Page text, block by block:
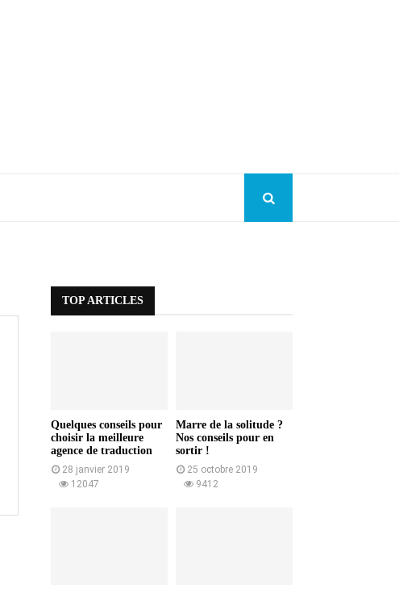
TOP ARTICLES
Quelques conseils pour
choisir la meilleure
agence de traduction
28 janvier 2019
12047
Marre de la solitude ?
Nos conseils pour en
sortir !
25 octobre 2019
9412